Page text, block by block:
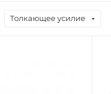
Толкающее усилие